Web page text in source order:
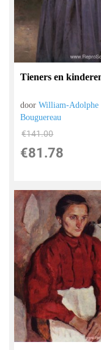
Tieners en
doorWilliam-Adolphe
Bouguereau
€141.00
€81.78